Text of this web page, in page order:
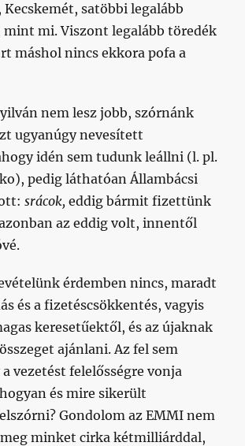
Kecskemét, satöbbi legalább
mint mi. Viszont legalább töredék
máshol nincs ekkora pofa a
nem lesz jobb, szórnánk
ugyanúgy nevesített
idén sem tudunk leállni (l. pl.
pedig láthatóan Állambácsi
srácok, eddig bármit fizettünk
az eddig volt, innentől
érdemben nincs, maradt
és a fizetéscsökkentés, vagyis
keresetűektől, és az újaknak
ajánlani. Az fel sem
vezetést felelősségre vonja
és mire sikerült
Gondolom az EMMI nem
minket cirka kétmilliárddal,